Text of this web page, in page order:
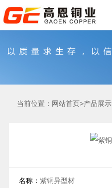
当前位置： 网站首页>产品展示
名称： 紫铜异型材